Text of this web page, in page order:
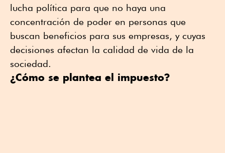
lucha política para que no haya una
concentración de poder en personas que
buscan beneficios para sus empresas, y cuyas
decisiones afectan la calidad de vida de la
sociedad.
¿Cómo se plantea el impuesto?